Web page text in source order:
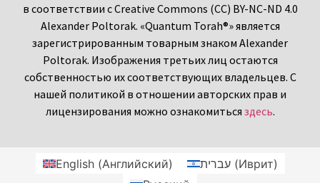
в соответствии с Creative Commons (CC) BY-NC-ND 4.0
Alexander Poltorak. «Quantum Torah®» является
зарегистрированным товарным знаком Alexander
Poltorak. Изображения третьих лиц остаются
собственностью их соответствующих владельцев. С
нашей политикой в отношении авторских прав и
лицензирования можно ознакомиться здесь.
English(Английский) עברית(Иврит)